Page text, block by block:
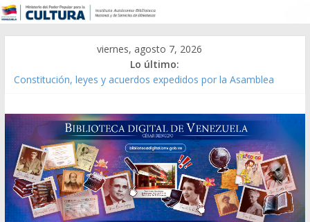
viernes, agosto 7, 2026
Lo último:
Constitución, leyes y acuerdos expedidos por la Asamblea
Modesta Bor Sánchez [material gráfico]
Gaceta Oficial de la República de Venezuela año CXXXIII Mes V,
Caracas 09 de marzo de 2006 N° 38.394
Catálogo temático de obras de Modesta Bor